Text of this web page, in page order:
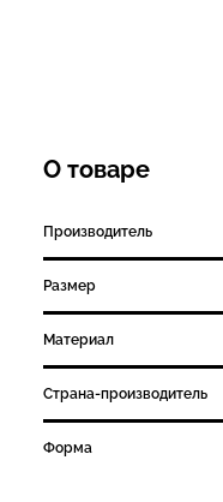
О товаре
Производитель
Размер
Материал
Страна-производитель
Форма